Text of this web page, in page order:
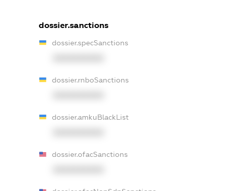
dossier.sanctions
dossier.specSanctions
dossier.rnboSanctions
dossier.amkuBlackList
dossier.ofacSanctions